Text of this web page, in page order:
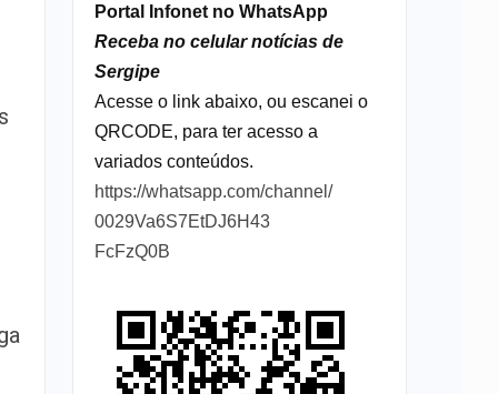
Portal Infonet no WhatsApp
Receba no celular notícias de
Sergipe
Acesse o link abaixo, ou escanei o
QRCODE, para ter acesso a
variados conteúdos.
https://whatsapp.com/channel/
0029Va6S7EtDJ6H43
FcFzQ0B